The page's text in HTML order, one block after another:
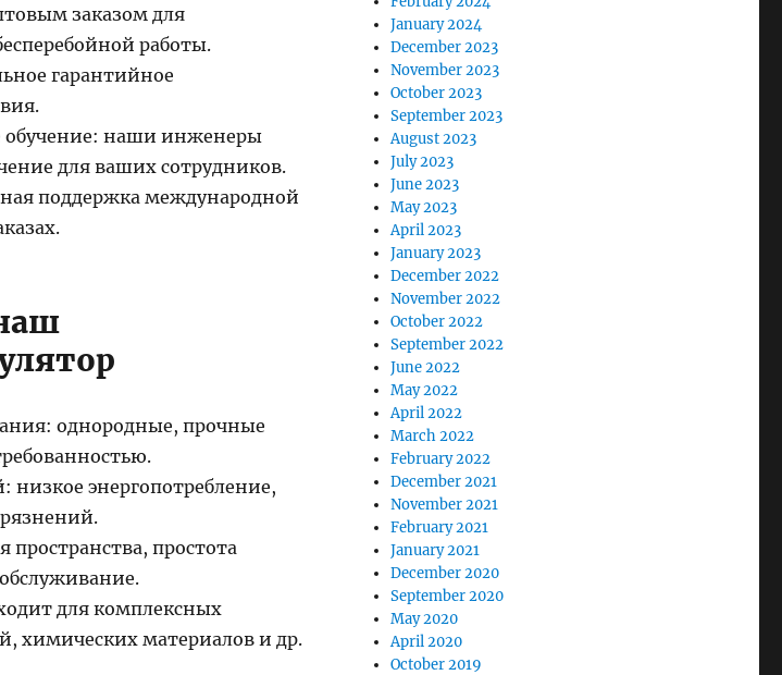
заказом для
работы.
гарантийное
обучение: наши инженеры
для ваших сотрудников.
поддержка международной
однородные, прочные
энергопотребление,
простота
для комплексных
химических материалов и др.
January 2024
December 2023
November 2023
October 2023
September 2023
August 2023
July 2023
June 2023
May 2023
April 2023
January 2023
December 2022
November 2022
October 2022
September 2022
June 2022
May 2022
April 2022
March 2022
February 2022
December 2021
November 2021
February 2021
January 2021
December 2020
September 2020
May 2020
April 2020
October 2019